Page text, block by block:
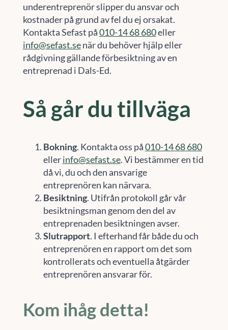
underentreprenör slipper du ansvar och
kostnader på grund av fel du ej orsakat.
Kontakta Sefast på010-14 68 680eller
info@sefast.senär du behöver hjälp eller
rådgivning gällande förbesiktning av en
entreprenad i Dals-Ed.
Så går du tillväga
Bokning. Kontakta oss på010-14 68 680
ellerinfo@sefast.se. Vi bestämmer en tid
då vi, du och den ansvarige
entreprenören kan närvara.
Besiktning. Utifrån protokoll går vår
besiktningsman genom den del av
entreprenaden besiktningen avser.
Slutrapport. I efterhand får både du och
entreprenören en rapport om det som
kontrollerats och eventuella åtgärder
entreprenören ansvarar för.
Kom ihåg detta!